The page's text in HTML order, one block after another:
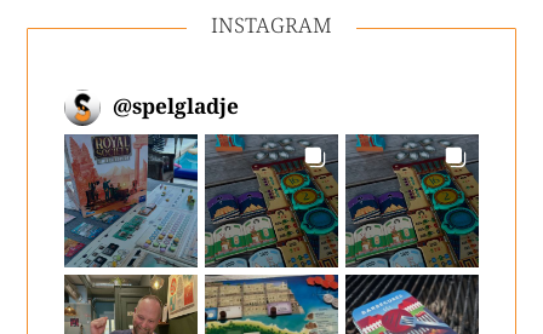
INSTAGRAM
@spelgladje